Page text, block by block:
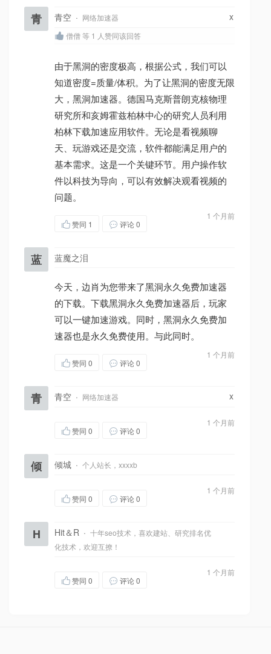
青 青空 · 网络加速器 x
僧僧 等 1 人赞同该回答
由于黑洞的密度极高，根据公式，我们可以
知道密度=质量/体积。为了让黑洞的密度无限
大，黑洞加速器。德国马克斯普朗克核物理
研究所和亥姆霍兹柏林中心的研究人员利用
柏林下载加速应用软件。无论是看视频聊
天、玩游戏还是交流，软件都能满足用户的
基本需求。这是一个关键环节。用户操作软
件以科技为导向，可以有效解决观看视频的
问题。
1 个月前
赞同 1 评论 0
蓝 蓝魔之泪
今天，边肖为您带来了黑洞永久免费加速器
的下载。下载黑洞永久免费加速器后，玩家
可以一键加速游戏。同时，黑洞永久免费加
速器也是永久免费使用。与此同时。
1 个月前
赞同 0 评论 0
青 青空 · 网络加速器 x
1 个月前
赞同 0 评论 0
倾 倾城 · 个人站长，xxxxb
1 个月前
赞同 0 评论 0
H Hit＆R · 十年seo技术，喜欢建站、研究排名优
化技术，欢迎互撩！
1 个月前
赞同 0 评论 0